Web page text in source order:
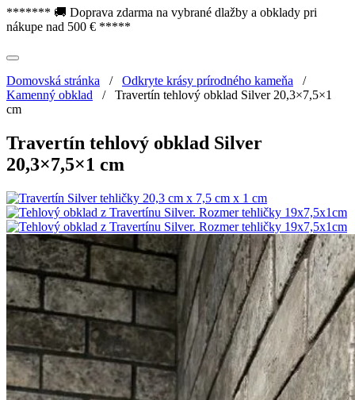
******* 🚚 Doprava zdarma na vybrané dlažby a obklady pri
nákupe nad 500 € *****
Domovská stránka / Odkryte krásy prírodného kameňa /
Kamenný obklad / Travertín tehlový obklad Silver 20,3×7,5×1
cm
Travertín tehlový obklad Silver
20,3×7,5×1 cm